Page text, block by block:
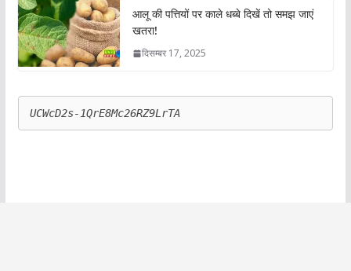
आलू की पत्तियों पर काले धब्बे दिखें तो समझ जाएं
खतरा!
दिसम्बर 17, 2025
UCWcD2s-1QrE8Mc26RZ9LrTA